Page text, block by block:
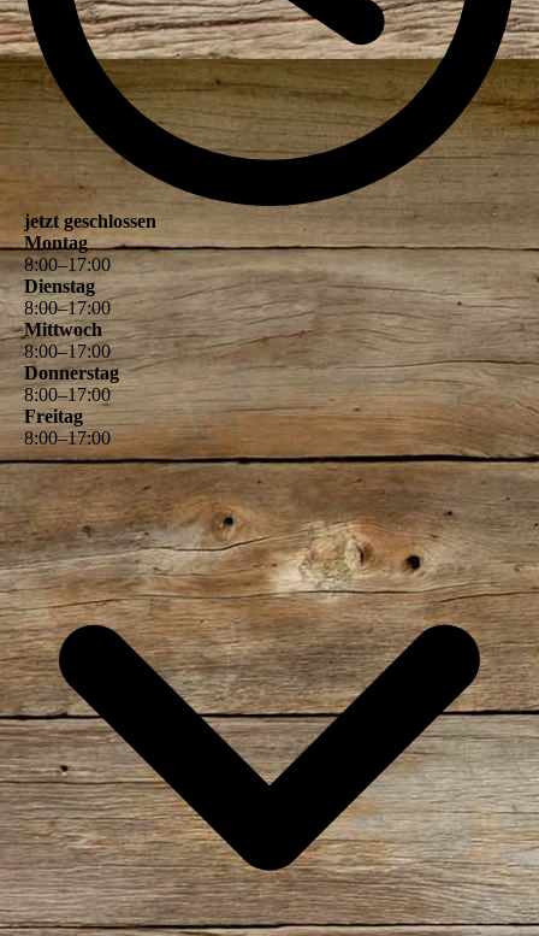
jetzt geschlossen
Montag
8:00–17:00
Dienstag
8:00–17:00
Mittwoch
8:00–17:00
Donnerstag
8:00–17:00
Freitag
8:00–17:00